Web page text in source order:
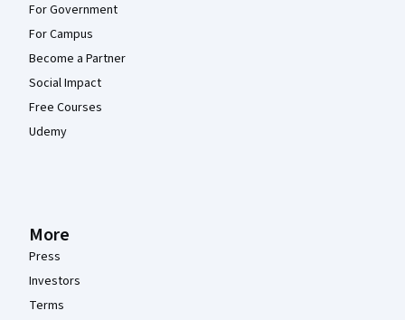
For Government
For Campus
Become a Partner
Social Impact
Free Courses
Udemy
More
Press
Investors
Terms